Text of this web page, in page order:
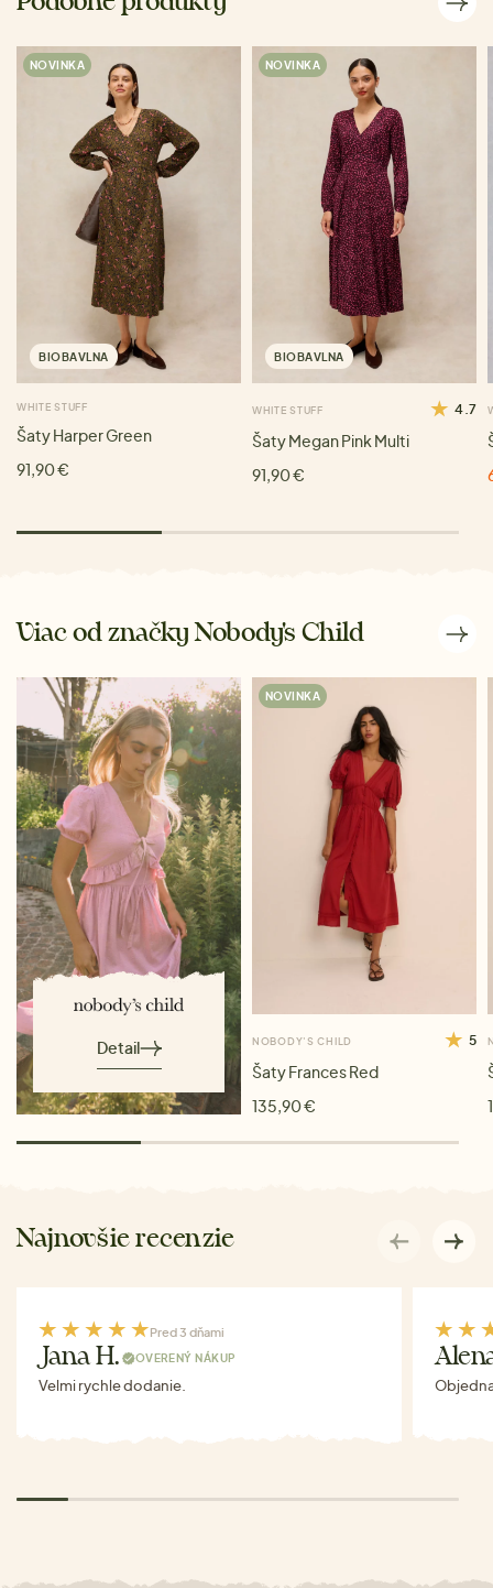
NOVINKA
BIOBAVLNA
WHITE STUFF
Šaty Harper Green
91,90 €
NOVINKA
BIOBAVLNA
WHITE STUFF 4.7
Šaty Megan Pink Multi
91,90 €
Viac od značky Nobody's Child
Detail
NOVINKA
NOBODY'S CHILD 5
Šaty Frances Red
135,90 €
Najnovšie recenzie
Pred 3 dňami
Jana H. OVERENÝ NÁKUP
Velmi rychle dodanie.